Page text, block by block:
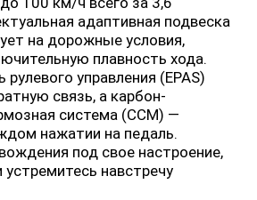
адаптивная подвеска
на дорожные условия,
плавность хода.
рулевого управления (EPAS)
связь, а карбон-
система (CCM) —
нажатии на педаль.
под свое настроение,
навстречу